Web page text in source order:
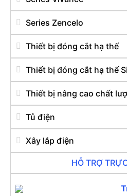
Series Zencelo
Thiết bị đóng cắt hạ thế
Thiết bị đóng cắt hạ thế
Thiết bị nâng cao chất
Tủ điện
Xây lắp điện
HỖ TRỢ